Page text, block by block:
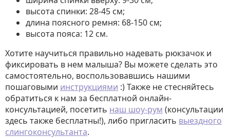
высота спинки: 28-45 см;
длина поясного ремня: 68-150 см;
высота пояса: 12 см.
Хотите научиться правильно надевать рюкзачок и
фиксировать в нем малыша? Вы можете сделать это
самостоятельно, воспользовавшись нашими
пошаговыми инструкциями :) Также не стесняйтесь
обратиться к нам за бесплатной онлайн-
консультацией, посетить наш шоу-рум (консультации
здесь также бесплатны!), либо пригласить выездного
слингоконсультанта.